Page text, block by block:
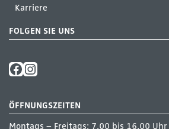
Karriere
FOLGEN SIE UNS
ÖFFNUNGSZEITEN
Montags – Freitags: 7.00 bis 16.00 Uhr